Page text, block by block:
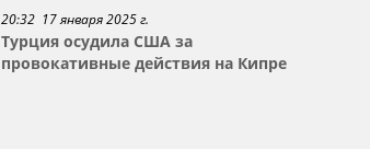
20:32 17 января 2025 г.
Турция осудила США за
провокативные действия на Кипре